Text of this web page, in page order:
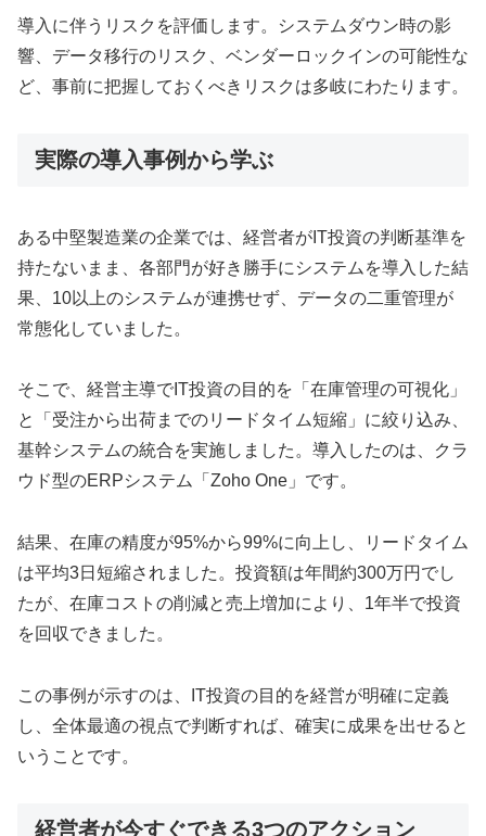
導入に伴うリスクを評価します。システムダウン時の影
響、データ移行のリスク、ベンダーロックインの可能性な
ど、事前に把握しておくべきリスクは多岐にわたります。
実際の導入事例から学ぶ
ある中堅製造業の企業では、経営者がIT投資の判断基準を
持たないまま、各部門が好き勝手にシステムを導入した結
果、10以上のシステムが連携せず、データの二重管理が
常態化していました。
そこで、経営主導でIT投資の目的を「在庫管理の可視化」
と「受注から出荷までのリードタイム短縮」に絞り込み、
基幹システムの統合を実施しました。導入したのは、クラ
ウド型のERPシステム「Zoho One」です。
結果、在庫の精度が95%から99%に向上し、リードタイム
は平均3日短縮されました。投資額は年間約300万円でし
たが、在庫コストの削減と売上増加により、1年半で投資
を回収できました。
この事例が示すのは、IT投資の目的を経営が明確に定義
し、全体最適の視点で判断すれば、確実に成果を出せると
いうことです。
経営者が今すぐできる3つのアクション